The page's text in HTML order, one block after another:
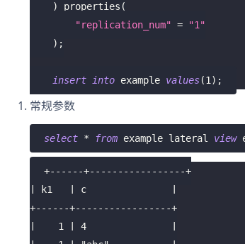
)
properties (
"replication_num" =
"1"
) ;
insert into example values(1 ) ;
常规参数
select * from example lateral view
+------+-----------------+
| k1   | c               |
+------+-----------------+
|    1 | 4               |